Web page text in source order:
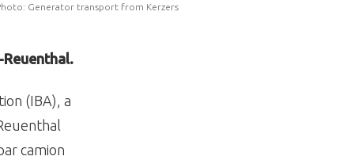
Generator transport from Kerzers
(IBA), a
camion